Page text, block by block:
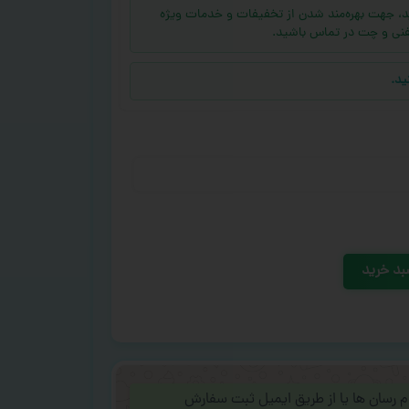
(بالای ۱۰ عدد) دارید، جهت بهره‌مند شدن از تخفیفات و خدمات ویژه
و چت در تماس باشید.
خرید
رسان ها یا از طریق ایمیل ثبت سفارش